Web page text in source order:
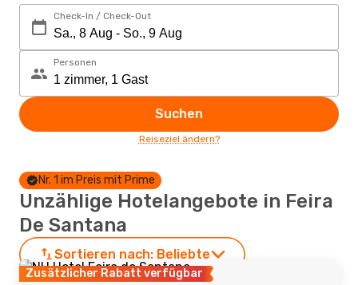
Check-In / Check-Out
Personen
Suchen
Reiseziel ändern?
Nr. 1 im Preis mit Prime
Unzählige Hotelangebote in Feira
De Santana
Sortieren nach: Beliebte
Zusätzlicher Rabatt verfügbar